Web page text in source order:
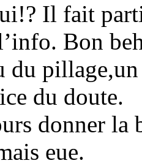
Il fait
Bon
du
du doute.
donner la
eue.